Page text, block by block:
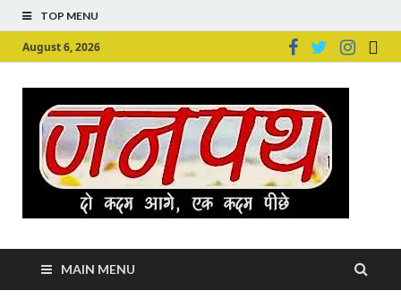
TOP MENU
August 6, 2026
MAIN MENU